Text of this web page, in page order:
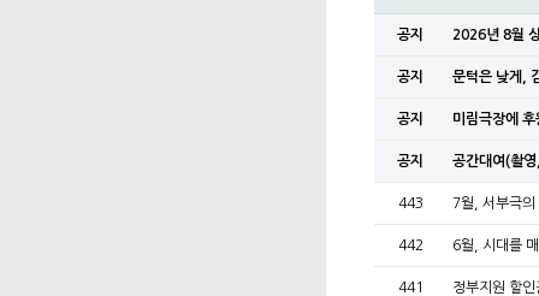
공지 2026년 8월
공지 문턱은 낮게,
공지 미림극장에
공지 공간대여(촬
443 7월, 서부극
442 6월, 시대를
441 정부지원 할